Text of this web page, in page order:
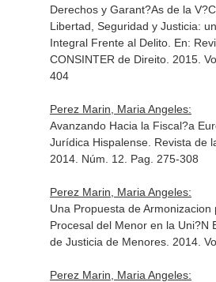
Derechos y Garant?As de la
Libertad, Seguridad y Justicia:
Integral Frente al Delito. En:
CONSINTER de Direito. 2015.
404
Perez Marin, Maria Angeles:
Avanzando Hacia la Fiscal?a
Jurídica Hispalense. Revista de
2014. Núm. 12. Pag. 275-308
Perez Marin, Maria Angeles:
Una Propuesta de Armonizacion
Procesal del Menor en la Uni?N
de Justicia de Menores. 2014.
Perez Marin, Maria Angeles: